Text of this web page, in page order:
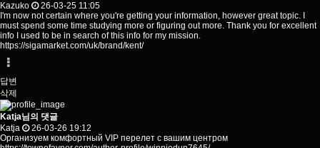
Kazuko
26-03-25 11:05
I'm now not certain where you're getting your information, however great topic. I
must spend some time studying more or figuring out more. Thank you for excellent
info I used to be in search of this info for my mission.
https://sigamarket.com/uk/brand/kent/
답변
삭제
Katja님의 댓글
Katja
26-03-26 19:12
Организуем комфортный VIP перелет с вашим центром